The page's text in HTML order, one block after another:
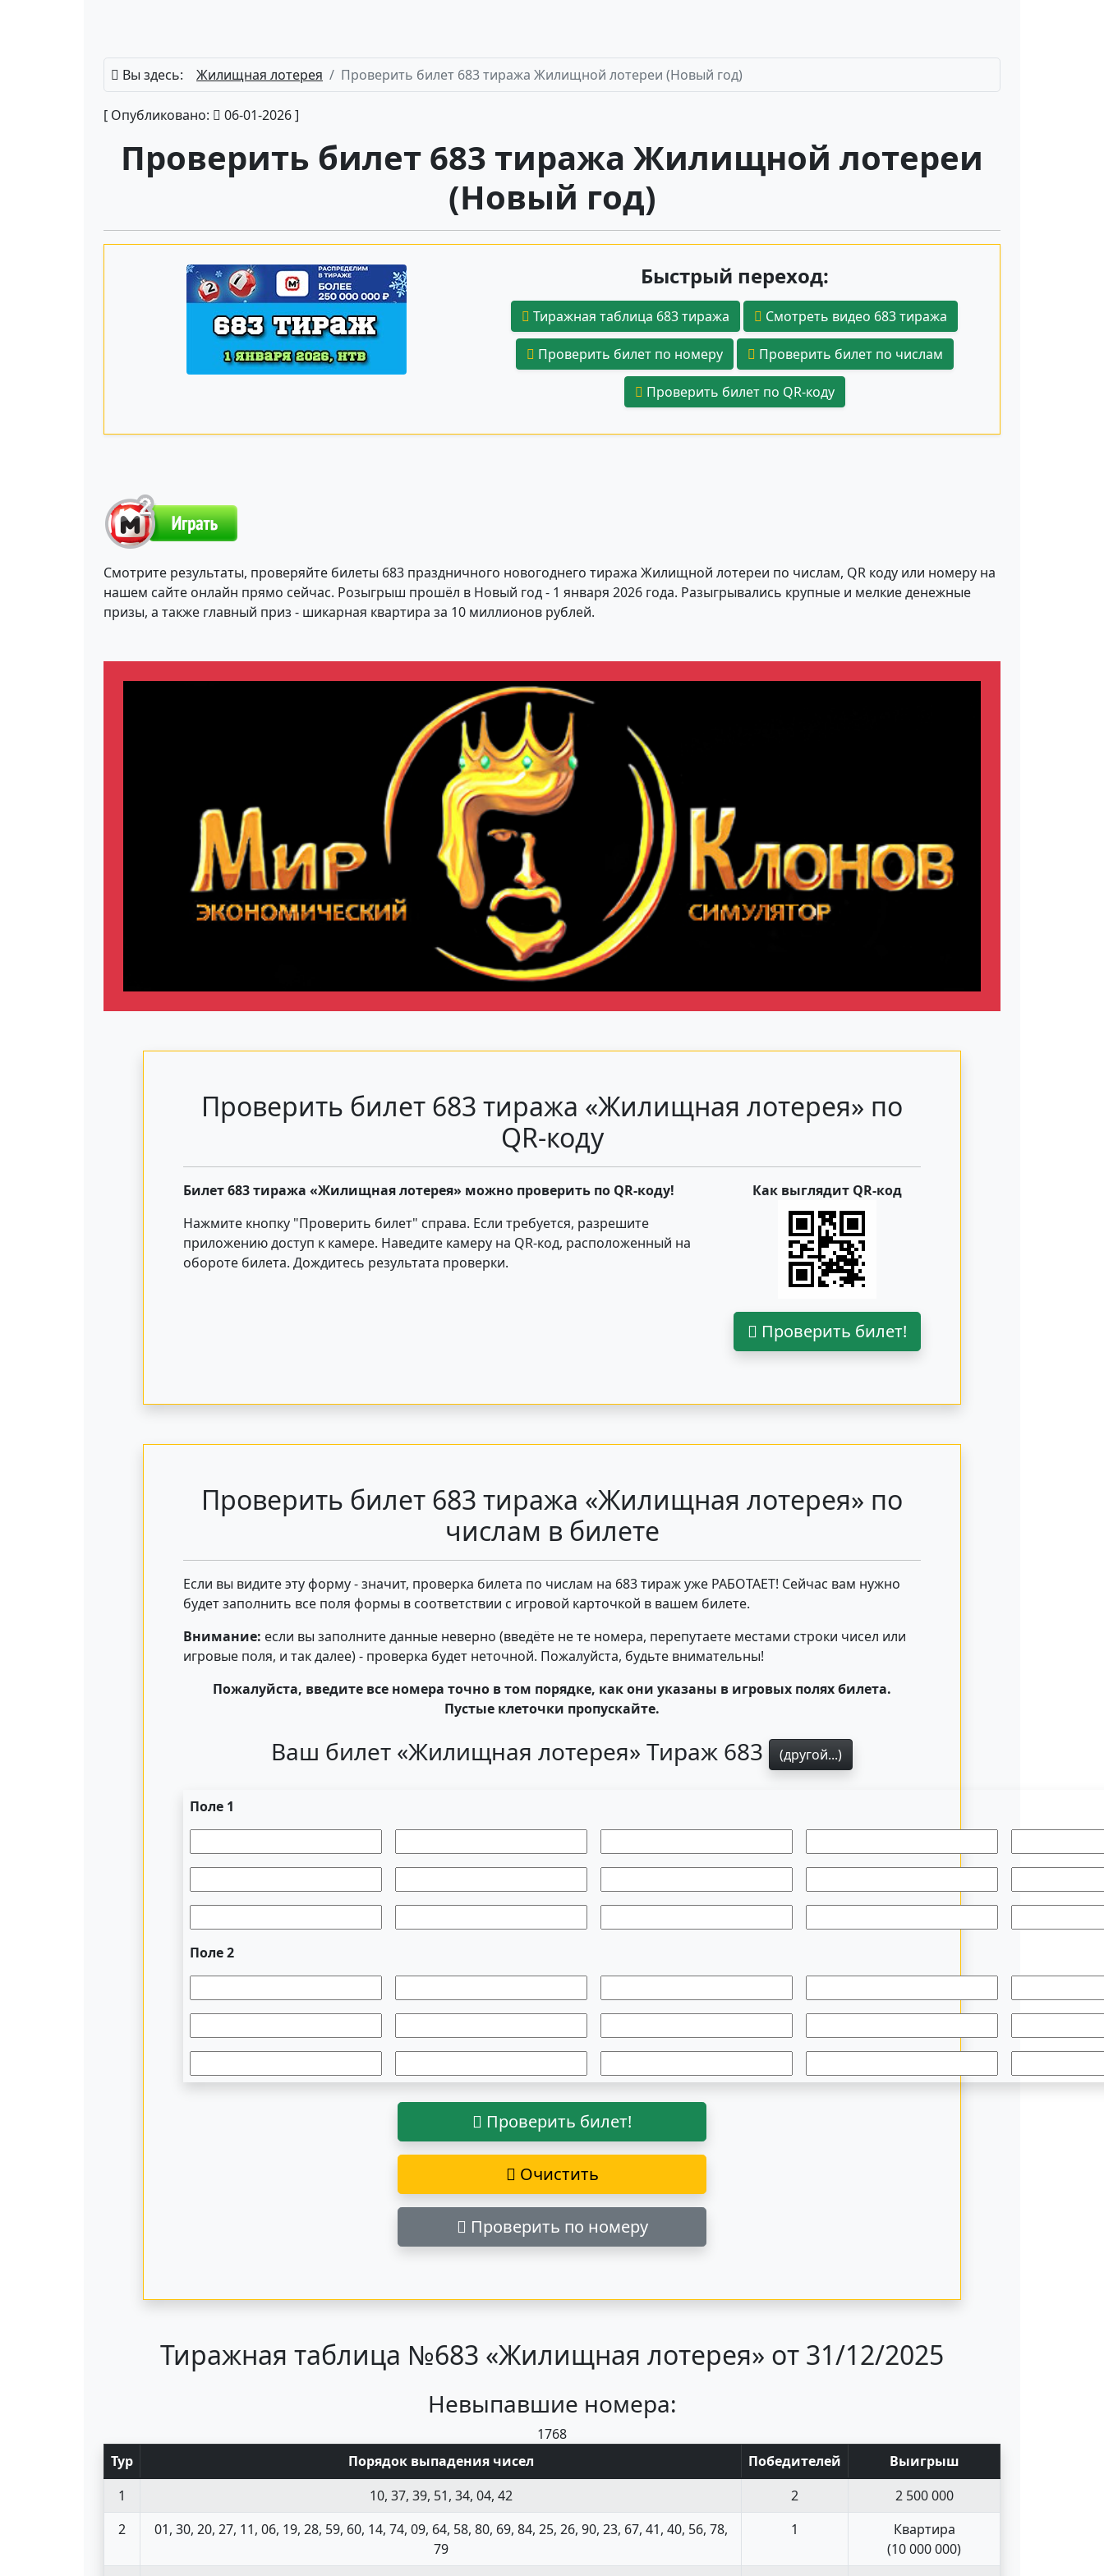
Вы здесь: Жилищная лотерея Проверить билет 683 тиража Жилищной лотереи (Новый год)
[ Опубликовано: 06-01-2026 ]
Проверить билет 683 тиража Жилищной лотереи
(Новый год)
Быстрый переход:
Тиражная таблица 683 тиража Смотреть видео 683 тиража
Проверить билет по номеру Проверить билет по числам
Проверить билет по QR-коду
Смотрите результаты, проверяйте билеты 683 праздничного новогоднего тиража Жилищной лотереи по числам, QR коду или номеру на
нашем сайте онлайн прямо сейчас. Розыгрыш прошёл в Новый год - 1 января 2026 года. Разыгрывались крупные и мелкие денежные
призы, а также главный приз - шикарная квартира за 10 миллионов рублей.
Проверить билет 683 тиража «Жилищная лотерея» по
QR-коду
Билет 683 тиража «Жилищная лотерея» можно проверить по QR-коду!
Нажмите кнопку "Проверить билет" справа. Если требуется, разрешите
приложению доступ к камере. Наведите камеру на QR-код, расположенный на
обороте билета. Дождитесь результата проверки.
Как выглядит QR-код
Проверить билет!
Проверить билет 683 тиража «Жилищная лотерея» по
числам в билете
Если вы видите эту форму - значит, проверка билета по числам на 683 тираж уже РАБОТАЕТ! Сейчас вам нужно
будет заполнить все поля формы в соответствии с игровой карточкой в вашем билете.
Внимание: если вы заполните данные неверно (введёте не те номера, перепутаете местами строки чисел или
игровые поля, и так далее) - проверка будет неточной. Пожалуйста, будьте внимательны!
Пожалуйста, введите все номера точно в том порядке, как они указаны в игровых полях билета.
Пустые клеточки пропускайте.
Ваш билет «Жилищная лотерея» Тираж 683 (другой...)
Поле 1
Поле 2
Проверить билет!
Очистить
Проверить по номеру
Тиражная таблица №683 «Жилищная лотерея» от 31/12/2025
Невыпавшие номера:
1768
Тур
Порядок выпадения чисел Победителей
Выигрыш
1
10, 37, 39, 51, 34, 04, 42 2
2 500 000
2
01, 30, 20, 27, 11, 06, 19, 28, 59, 60, 14, 74, 09, 64, 58, 80, 69, 84, 25, 26, 90, 23, 67, 41, 40, 56, 78,
79
1
Квартира
(10 000 000)